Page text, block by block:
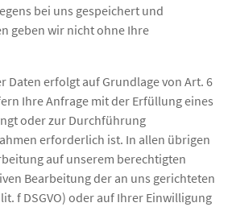
bei uns gespeichert und
geben wir nicht ohne Ihre
Daten erfolgt auf Grundlage von Art. 6
Ihre Anfrage mit der Erfüllung eines
oder zur Durchführung
erforderlich ist. In allen übrigen
auf unserem berechtigten
Bearbeitung der an uns gerichteten
f DSGVO) oder auf Ihrer Einwilligung